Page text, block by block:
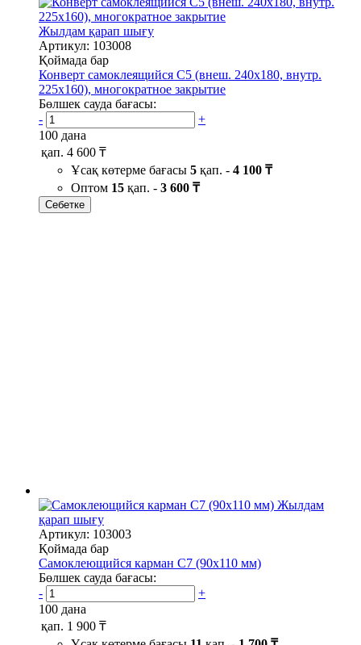
Жылдам қарап шығу
Артикул: 103008
Қоймада бар
Конверт самоклеящийся С5 (внеш. 240х180, внутр.
225х160), многократное закрытие
Бөлшек сауда бағасы:
-
+
100 дана
қап. 4 600 ₸
Ұсақ көтерме бағасы 5 қап. - 4 100 ₸
Оптом 15 қап. - 3 600 ₸
Себетке
Жылдам
қарап шығу
Артикул: 103003
Қоймада бар
Самоклеющийся карман C7 (90х110 мм)
Бөлшек сауда бағасы:
-
+
100 дана
қап. 1 900 ₸